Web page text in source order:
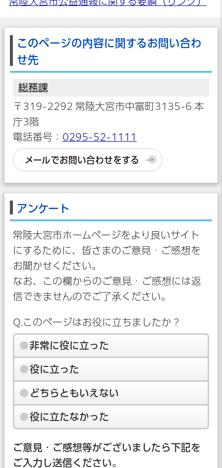
このページの内容に関するお問い合わ
せ先
総務課
〒319-2292 常陸大宮市中富町3135-6 本
庁3階
電話番号： 0295-52-1111
メールでお問い合わせをする
アンケート
常陸大宮市ホームページをより良いサイト
にするために、皆さまのご意見・ご感想を
お聞かせください。
なお、この欄からのご意見・ご感想には返
信できませんのでご了承ください。
Q.このページはお役に立ちましたか？
非常に役に立った
役に立った
どちらともいえない
役に立たなかった
ご意見・ご感想等がございましたら下記を
ご入力し送信ください。